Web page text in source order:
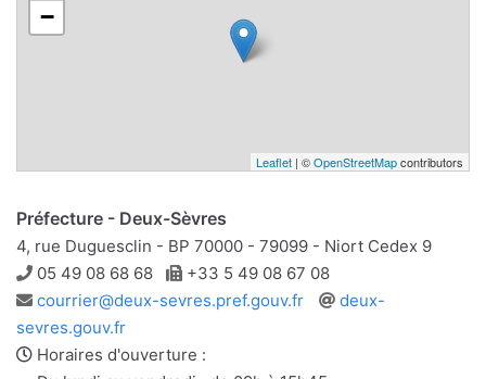
−
Leaflet | ©OpenStreetMapcontributors
Préfecture - Deux-Sèvres
4, rue Duguesclin - BP 70000 - 79099 - Niort Cedex 9
Téléphone
05 49 08 68 68 Télécopie
+33 5 49 08 67 08
Adresse
e-
mail
courrier@deux-sevres.pref.gouv.fr
Site
deux-
sevres.gouv.fr
Horaires d'ouverture :